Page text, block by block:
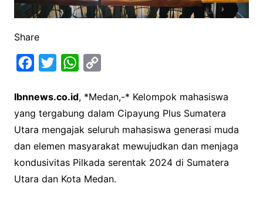
Share
c
e
b
o
o
k
i
t
t
e
r
W
a
t
s
A
p
p
p
y
L
i
n
k
Ibnnews.co.id, *Medan,-* Kelompok mahasiswa
yang tergabung dalam Cipayung Plus Sumatera
Utara mengajak seluruh mahasiswa generasi muda
dan elemen masyarakat mewujudkan dan menjaga
kondusivitas Pilkada serentak 2024 di Sumatera
Utara dan Kota Medan.